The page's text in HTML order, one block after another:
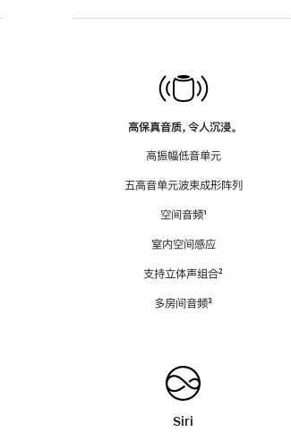
高保真音质，令人沉浸。
高振幅低音单元
五高音单元波束成形阵列
空间音频脚
¹
室内空间感应
支持立体声组合脚
²
多房间音频脚
³
Siri